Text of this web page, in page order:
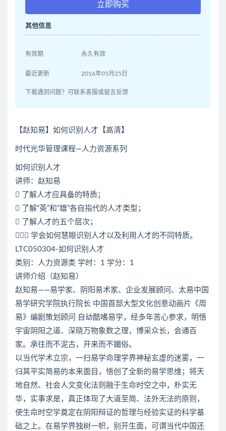
立即购买
其他信息
有效期 永久有效
最近更新 2016年05月25日
下载遇到问题？可联系客服或留言反馈
【赵知易】如何识别人才【高清】
时代光华管理课程—人力资源系列
如何识别人才
讲师：赵知易
 了解人才应具备的特质；
 了解“英”和“雄”各自指代的人才类型；
 了解人才的五个层次；
 学会如何慧眼识别人才以及利用人才的不同特质。
LTC050304-如何识别人才
类别：人力资源类 学时：1 学分：1
讲师介绍（赵知易）
赵知易——易学家、阴阳易术家、企业发展顾问、太易中国
易学研究学院执行院长 中国首部大型文化创意动画片《周
易》编剧策划顾问 自幼酷嗜易学，经多年苦心参求，明悟
宇宙阴阳之道、深晓万物象数之理，博采众长，会通百
家。承往而不泥古，开来而不媚俗。
以当代学术立宗，一扫易学命理学界神秘玄虚的迷雾，一
归其平实简易的本来面目，悟创了全新的易学思维；将天
地自然、社会人文变化法则融于生命时空之中，朴实无
华，实事求是，真正体现了大道至简、法外无法的原则，
使生命时空学奠定在阴阳辩证的哲理与经验实证的科学基
础之上。在易学界独树一帜，别开生面，可谓当代中国还